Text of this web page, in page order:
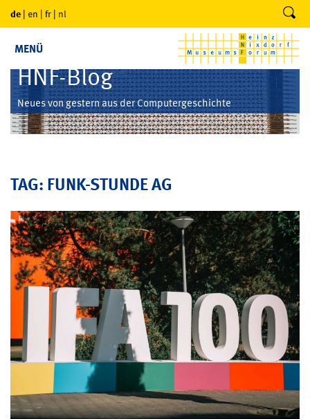
de | en | fr | nl
MENÜ
HNF-Blog
Neues von gestern aus der Computergeschichte
TAG: FUNK-STUNDE AG